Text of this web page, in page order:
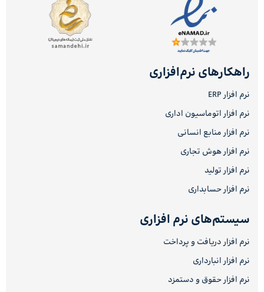
راهکارهای نرم‌افزاری
نرم افزار ERP
نرم افزار اتوماسیون اداری
نرم افزار منابع انسانی
نرم افزار هوش تجاری
نرم افزار تولید
نرم افزار حسابداری
سیستم‌های نرم افزاری
نرم افزار دریافت و پرداخت
نرم افزار انبارداری
نرم افزار حقوق و دستمزد